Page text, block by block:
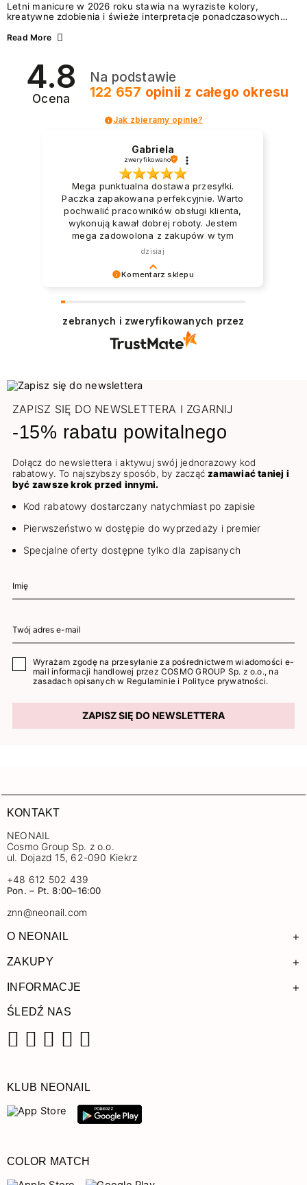
Letni manicure w 2026 roku stawia na wyraziste kolory,
kreatywne zdobienia i świeże interpretacje ponadczasowych
zarówno energetycznych odcieni inspirowanych wakacjami, jak
2026? Znajdź inspirację dla swojego manicure!
Read More
4.8
Ocena
Na podstawie
122 657 opinii z całego okresu
Jak zbieramy opinie?
Komentarz sklepu
NEONAIL. Pozdrawiamy
Gabriela
zweryfikowano
Mega punktualna dostawa przesyłki.
Paczka zapakowana perfekcyjnie. Warto
pochwalić pracowników obsługi klienta,
wykonują kawał dobrej roboty. Jestem
mega zadowolona z zakupów w tym
sklepie.
dzisiaj
zebranych i zweryfikowanych przez
ZAPISZ SIĘ DO NEWSLETTERA I ZGARNIJ
-15% rabatu powitalnego
Dołącz do newslettera i aktywuj swój jednorazowy kod
rabatowy. To najszybszy sposób, by zacząćzamawiać taniej i
być zawsze krok przed innymi.
Kod rabatowy dostarczany natychmiast po zapisie
Pierwszeństwo w dostępie do wyprzedaży i premier
Specjalne oferty dostępne tylko dla zapisanych
Wyrażam zgodę na przesyłanie za pośrednictwem wiadomości e-
mail informacji handlowej przez COSMO GROUP Sp. z o.o., na
zasadach opisanych w Regulaminie i Polityce prywatności.
ZAPISZ SIĘ DO NEWSLETTERA
KONTAKT
NEONAIL
Cosmo Group Sp. z o.o.
ul. Dojazd 15, 62-090 Kiekrz
+48 612 502 439
Pon. – Pt. 8:00–16:00
znn@neonail.com
O NEONAIL +
ZAKUPY +
INFORMACJE +
ŚLEDŹ NAS
KLUB NEONAIL
COLOR MATCH